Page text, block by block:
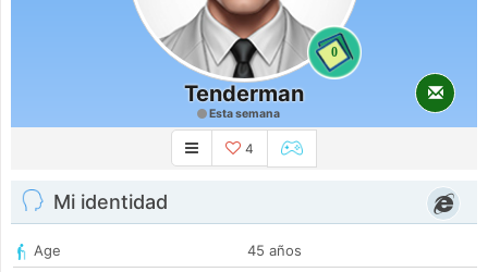
0
Tenderman
Esta semana
4
Mi identidad
Age
45 años